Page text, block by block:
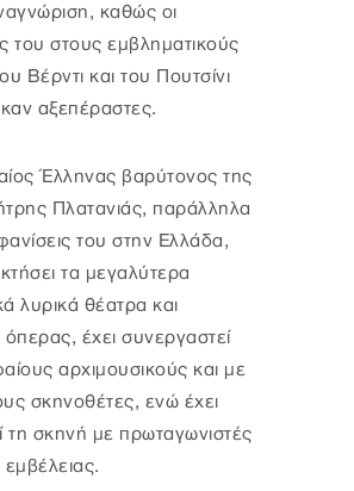
καθώς οι
του στους εμβληματικούς
Βέρντι και του Πουτσίνι
αξεπέραστες.
Έλληνας βαρύτονος της
Πλατανιάς, παράλληλα
του στην Ελλάδα,
τα μεγαλύτερα
λυρικά θέατρα και
όπερας, έχει συνεργαστεί
αρχιμουσικούς και με
σκηνοθέτες, ενώ έχει
τη σκηνή με πρωταγωνιστές